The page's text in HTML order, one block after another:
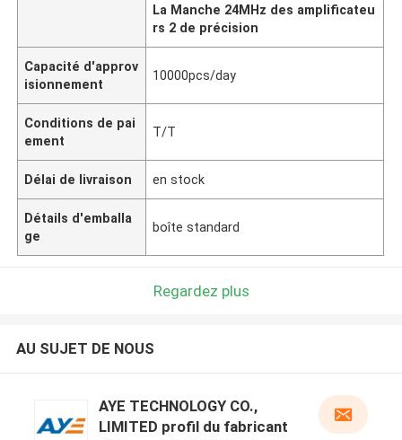
La Manche 24MHz des amplificateu
rs 2 de précision
Capacité d'approv
isionnement
10000pcs/day
Conditions de pai
ement
T/T
Délai de livraison en stock
Détails d'emballa
ge
boîte standard
Regardez plus
AU SUJET DE NOUS
AYE TECHNOLOGY CO.,
LIMITED profil du fabricant